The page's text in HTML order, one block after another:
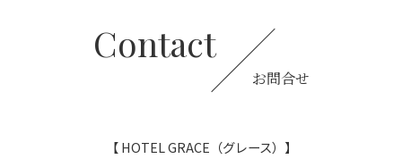
Contact
お問合せ
【 HOTEL GRACE（グレース）】